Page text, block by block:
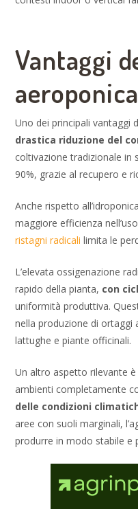
Vantaggi
aeroponica
Uno dei principali vantaggi
drastica riduzione del
coltivazione tradizionale in
90%, grazie al recupero e
Anche rispetto
maggiore efficienza
ristagni radicali limita le
L’elevata ossigenazione
rapido della pianta, con
uniformità produttiva.
nella produzione di
lattughe e piante officinali.
Un altro aspetto rilevante
ambienti completamente
delle condizioni
aree con suoli marginali,
produrre in modo stabile e